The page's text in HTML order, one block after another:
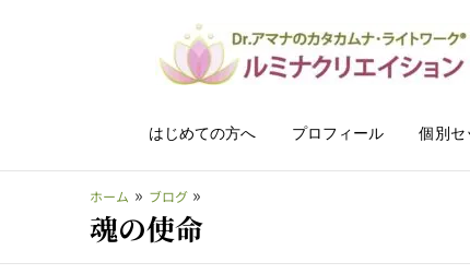
ッ
はじめての方へ プロフィール 個別セ
ホーム ブログ
魂の使命
索
対